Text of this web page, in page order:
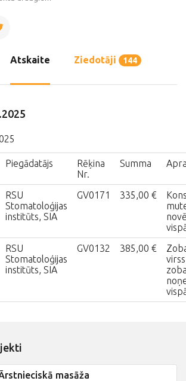
Atskaite Ziedotāji 144
Piegādatājs
Rēķina
Nr.
Summa
RSU
Stomatoloģijas
institūts, SIA
GV0171 335,00 €
RSU
Stomatoloģijas
institūts, SIA
GV0132 385,00 €
masāža